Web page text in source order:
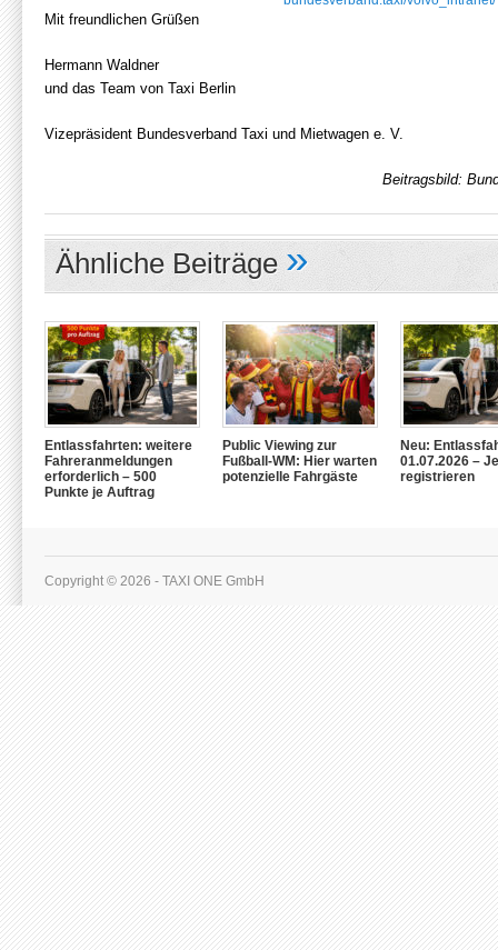
Mit freundlichen Grüßen
Hermann Waldner
und das Team von Taxi Berlin
Vizepräsident Bundesverband Taxi und Mietwagen e. V.
Beitragsbild:
Ähnliche Beiträge »
Entlassfahrten: weitere
Fahreranmeldungen
erforderlich – 500
Punkte je Auftrag
Public Viewing zur
Fußball-WM: Hier warten
potenzielle Fahrgäste
Neu:
01.07.2026 –
registrieren
Copyright © 2026 - TAXI ONE GmbH